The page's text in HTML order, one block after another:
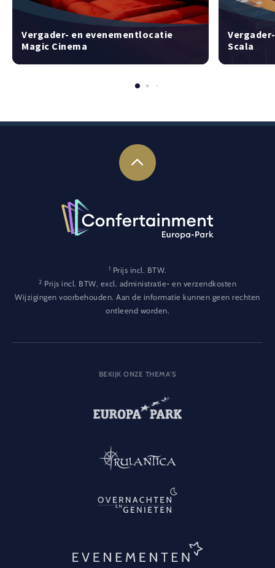
Vergader- en evenementlocatie
Magic Cinema
Scala
1 Prijs incl. BTW.
2 Prijs incl. BTW, excl. administratie- en verzendkosten
Wijzigingen voorbehouden. Aan de informatie kunnen geen rechten
ontleend worden.
BEKIJK ONZE THEMA'S